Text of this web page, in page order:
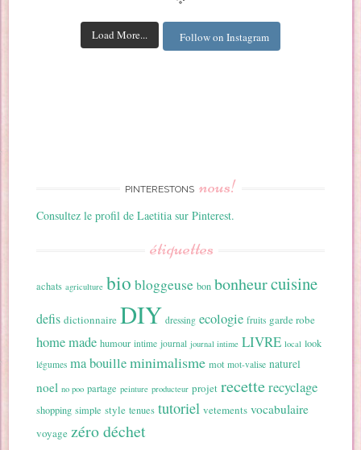
Load More... Follow on Instagram
PINTERESTONS nous!
Consultez le profil de Laetitia sur Pinterest.
étiquettes
achats agriculture bio bloggeuse bon bonheurcuisine
defis dictionnaire DIY dressing ecologie fruits garde robe
home made humour intime journal journal intime LIVRE local look
légumes ma bouilleminimalisme mot mot-valise naturel
noel no poo partage peinture producteur projet recetterecyclage
shopping simple style tenues tutoriel vetements vocabulaire
voyage zéro déchet